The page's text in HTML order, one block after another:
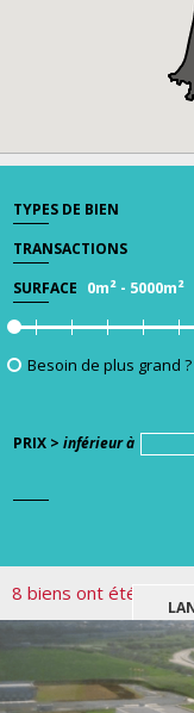
TYPES DE BIEN
TRANSACTIONS
SURFACE 0m² - 5000m²
Besoin de plus grand ?
PRIX > inférieur à
8 biens ont été